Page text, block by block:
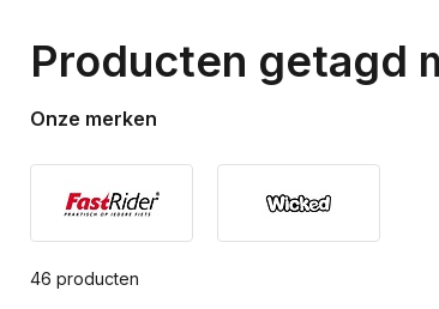
Producten getagd
Onze merken
46 producten